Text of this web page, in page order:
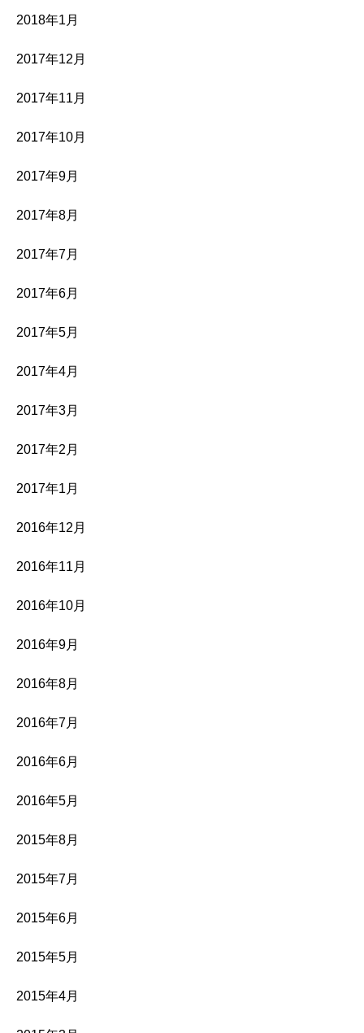
2018年1月
2017年12月
2017年11月
2017年10月
2017年9月
2017年8月
2017年7月
2017年6月
2017年5月
2017年4月
2017年3月
2017年2月
2017年1月
2016年12月
2016年11月
2016年10月
2016年9月
2016年8月
2016年7月
2016年6月
2016年5月
2015年8月
2015年7月
2015年6月
2015年5月
2015年4月